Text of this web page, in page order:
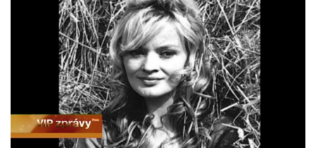
Virály
Sex a vztahy
Videa
Sledujte prima+